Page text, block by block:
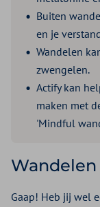
Buiten
en je
Wandelen
zwengelen.
Actify kan
maken met
'Mindful
Gaap! Heb jij wel